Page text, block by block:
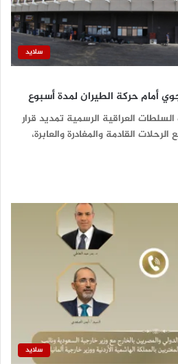
سلايد
أمام حركة الطيران لمدة أسبوع
العراقية الرسمية تمديد قرار
القادمة والمغادرة والعابرة،
سلايد